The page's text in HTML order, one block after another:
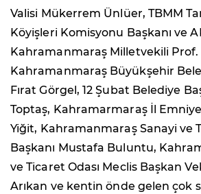
Valisi Mükerrem Ünlüer, TBMM
Köyişleri Komisyonu Başkanı ve
Kahramanmaraş Milletvekili Prof.
Kahramanmaraş Büyükşehir
Fırat Görgel, 12 Şubat Belediye
Toptaş, Kahramarmaraş İl
Yiğit, Kahramanmaraş Sanayi ve
Başkanı Mustafa Buluntu,
ve Ticaret Odası Meclis Başkan
Arıkan ve kentin önde gelen çok